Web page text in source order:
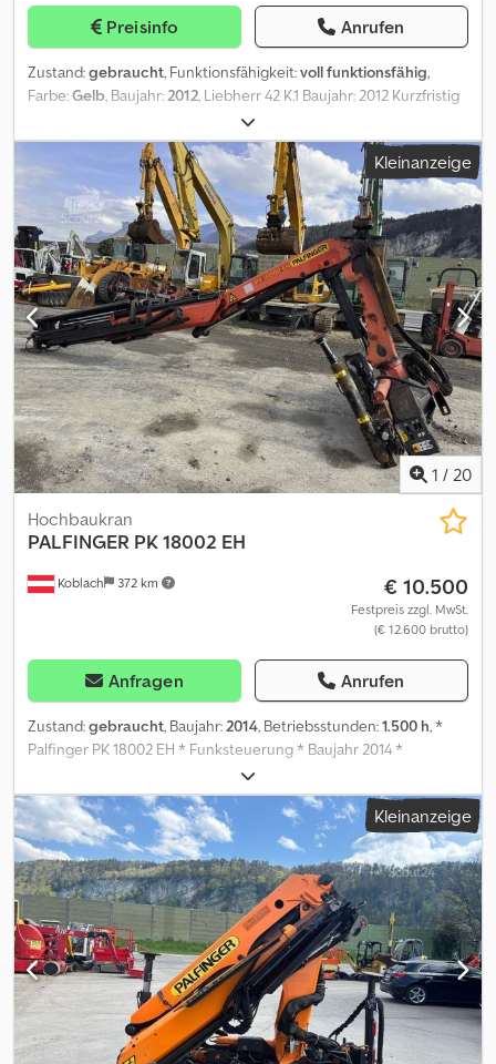
Preisinfo Anrufen
Zustand:gebraucht, Funktionsfähigkeit:voll funktionsfähig,
Farbe:Gelb, Baujahr:2012, Liebherr 42 K.1 Baujahr: 2012 Kurzfristig
verfügbar EXW Baustelle Deutschland Die Maschine verfügt über
eine AL von 36,0 m und eine HH von 21,0 m und wird inklusive FFst,
allstromsensitivem Verteiler und Kabel angeboten. Es stehen zwei
Einheiten zur Verfügung. Das Angebot ist freibleibend, ohne
Gewähr und Garantie. Zwischenverkauf bleibt vorbehalten. Für
eine Reservierung ist eine Anzahlung in Höhe von 10 % des
Kaufpreises erforderlich. Bis zum Geldeingang besteht keine
Reservierung oder ein Anspruch auf Verfügbarkeit. Der Kauf
kommt erst mit Zahlungseingang zustande. Das Fahrzeug bleibt
bis zur vollständigen Bezahlung Eigentum der Firma MSG Andert
GmbH. Zahlungen werden ausschließlich in Euro ohne
zusätzliche Kosten für den Verkäufer und nur per
Banküberweisung akzeptiert. Keine Schecks. Codozizvpopfx
Acaoha
Kleinanzeige
1 / 20
Koblach 372 km
Hochbaukran
PALFINGER PK 18002 EH
€ 10.500
Festpreis zzgl. MwSt.
(€ 12.600 brutto)
Anfragen Anrufen
Zustand:gebraucht, Baujahr:2014, Betriebsstunden:1.500 h, *
Palfinger PK 18002 EH * Funksteuerung * Baujahr 2014 *
Brandschaden siehe Bilder * Kran wirt Demontiert und Verladen *
Arbeitszeit von Mo bis Fr 07:30-12:00 13:00-18:00, Samstag 07:30-
17:00. Codpfx Acsynu N Usasha * E-Mail: * Tel/ Whatsapp/ Viber:
Alexandar Ilic
Kleinanzeige